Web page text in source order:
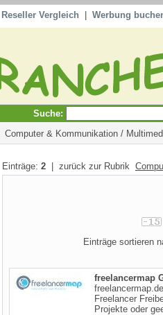
Reseller Vergleich Werbung
Suche:
& Kommunikation /
Einträge: 2 | zurück zur Rubrik
Einträge sortieren
freelancermap
Freelancer
Projekte oder